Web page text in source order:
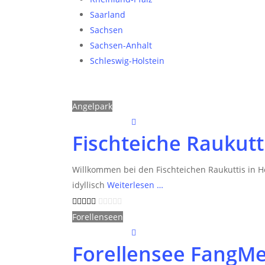
Saarland
Sachsen
Sachsen-Anhalt
Schleswig-Holstein
Angelpark
Fischteiche
Willkommen bei den Fischteichen Raukuttis in
idyllischWeiterlesen …
Forellenseen
Forellensee